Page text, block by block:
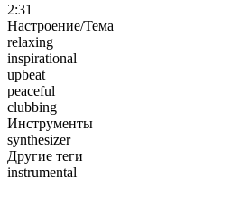
2:31
Настроение/Тема
relaxing
inspirational
upbeat
peaceful
clubbing
Инструменты
synthesizer
Другие теги
instrumental